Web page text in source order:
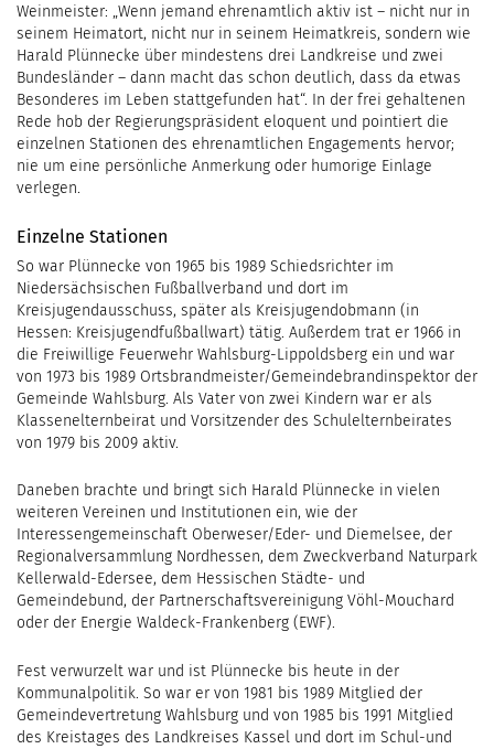
Weinmeister: „Wenn jemand ehrenamtlich aktiv ist – nicht nur in
seinem Heimatort, nicht nur in seinem Heimatkreis, sondern wie
Harald Plünnecke über mindestens drei Landkreise und zwei
Bundesländer – dann macht das schon deutlich, dass da etwas
Besonderes im Leben stattgefunden hat“. In der frei gehaltenen
Rede hob der Regierungspräsident eloquent und pointiert die
einzelnen Stationen des ehrenamtlichen Engagements hervor;
nie um eine persönliche Anmerkung oder humorige Einlage
verlegen.
Einzelne Stationen
So war Plünnecke von 1965 bis 1989 Schiedsrichter im
Niedersächsischen Fußballverband und dort im
Kreisjugendausschuss, später als Kreisjugendobmann (in
Hessen: Kreisjugendfußballwart) tätig. Außerdem trat er 1966 in
die Freiwillige Feuerwehr Wahlsburg-Lippoldsberg ein und war
von 1973 bis 1989 Ortsbrandmeister/Gemeindebrandinspektor der
Gemeinde Wahlsburg. Als Vater von zwei Kindern war er als
Klassenelternbeirat und Vorsitzender des Schulelternbeirates
von 1979 bis 2009 aktiv.
Daneben brachte und bringt sich Harald Plünnecke in vielen
weiteren Vereinen und Institutionen ein, wie der
Interessengemeinschaft Oberweser/Eder- und Diemelsee, der
Regionalversammlung Nordhessen, dem Zweckverband Naturpark
Kellerwald-Edersee, dem Hessischen Städte- und
Gemeindebund, der Partnerschaftsvereinigung Vöhl-Mouchard
oder der Energie Waldeck-Frankenberg (EWF).
Fest verwurzelt war und ist Plünnecke bis heute in der
Kommunalpolitik. So war er von 1981 bis 1989 Mitglied der
Gemeindevertretung Wahlsburg und von 1985 bis 1991 Mitglied
des Kreistages des Landkreises Kassel und dort im Schul-und